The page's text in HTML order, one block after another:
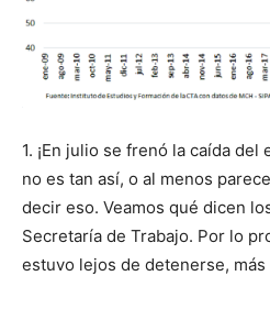
1. ¡En julio se frenó la caída
no es tan así, o al menos
decir eso. Veamos qué dicen
Secretaría de Trabajo. Por lo
estuvo lejos de detenerse,